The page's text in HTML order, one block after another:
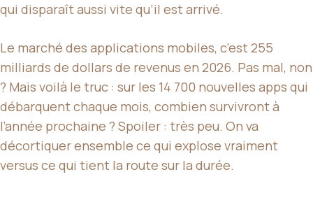
qui disparaît aussi vite qu’il est arrivé.
Le marché des applications mobiles, c’est 255
milliards de dollars de revenus en 2026. Pas mal, non
? Mais voilà le truc : sur les 14 700 nouvelles apps qui
débarquent chaque mois, combien survivront à
l’année prochaine ? Spoiler : très peu. On va
décortiquer ensemble ce qui explose vraiment
versus ce qui tient la route sur la durée.